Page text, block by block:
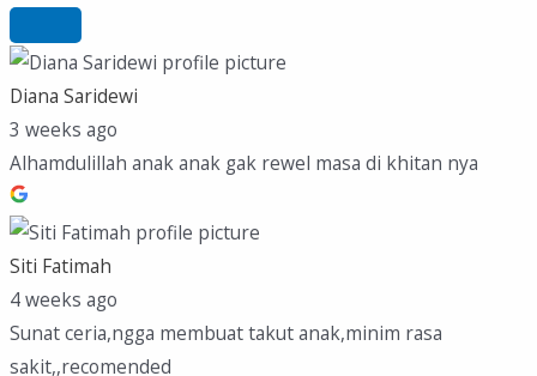
Diana Saridewi
3 weeks ago
Alhamdulillah anak anak gak rewel masa di khitan nya
Siti Fatimah
4 weeks ago
Sunat ceria,ngga membuat takut anak,minim rasa
sakit,,recomended